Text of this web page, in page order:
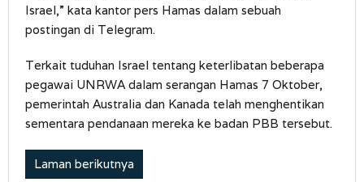
Israel,” kata kantor pers Hamas dalam sebuah
postingan di Telegram.
Terkait tuduhan Israel tentang keterlibatan beberapa
pegawai UNRWA dalam serangan Hamas 7 Oktober,
pemerintah Australia dan Kanada telah menghentikan
sementara pendanaan mereka ke badan PBB tersebut.
Laman berikutnya